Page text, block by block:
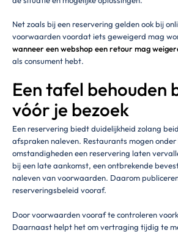
Net zoals bij een reservering gelden ook bij
voorwaarden voordat iets geweigerd mag
wanneer een webshop een retour mag
als consument hebt.
Een tafel behouden
vóór je bezoek
Een reservering biedt duidelijkheid zolang
afspraken naleven. Restaurants mogen
omstandigheden een reservering laten
bij een late aankomst, een ontbrekende
naleven van voorwaarden. Daarom
reserveringsbeleid vooraf.
Door voorwaarden vooraf te controleren
Daarnaast helpt het om vertraging tijdig te